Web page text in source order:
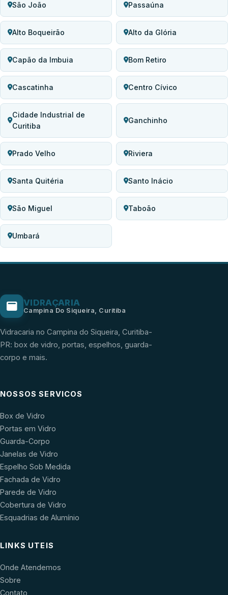
São João Passaúna
Alto Boqueirão Alto da Glória
Capão da Imbuia Bom Retiro
Cascatinha Centro Cívico
Cidade Industrial de
Curitiba
Ganchinho
Prado Velho Riviera
Santa Quitéria Santo Inácio
São Miguel Taboão
Umbará
VIDRAÇARIA
Campina Do Siqueira, Curitiba
Vidracaria no Campina do Siqueira, Curitiba-
PR: box de vidro, portas, espelhos, guarda-
corpo e mais.
NOSSOS SERVICOS
Box de Vidro
Portas em Vidro
Guarda-Corpo
Janelas de Vidro
Espelho Sob Medida
Fachada de Vidro
Parede de Vidro
Cobertura de Vidro
Esquadrias de Alumínio
LINKS UTEIS
Onde Atendemos
Sobre
Contato